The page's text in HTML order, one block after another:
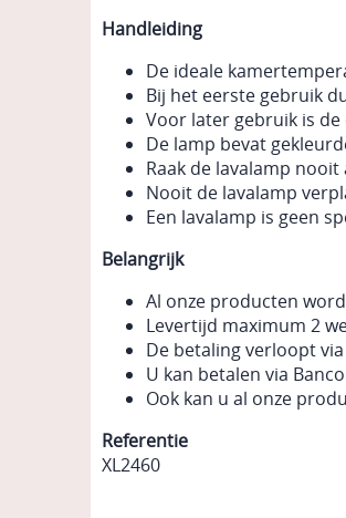
Handleiding
De ideale
Bij het eerste gebruik
Voor later gebruik is
De lamp bevat
Raak de lavalamp
Nooit de lavalamp
Een lavalamp is geen
Belangrijk
Al onze producten
Levertijd maximum 2
De betaling verloopt
U kan betalen via
Ook kan u al onze
Referentie
XL2460